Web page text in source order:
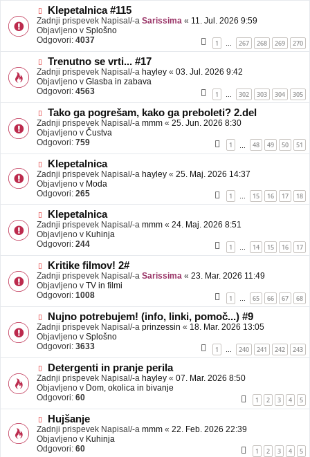
b
a
v
e
N
o
v
e
b
a
v
e
Klepetalnica #115
Zadnji prispevek Napisal/-a Sarissima « 11. Jul. 2026 9:59
Objavljeno v Splošno
Odgovori: 4037 1 … 267 268 269 270
N
o
v
e
b
a
v
e
Trenutno se vrti... #17
Zadnji prispevek Napisal/-a hayley « 03. Jul. 2026 9:42
Objavljeno v Glasba in zabava
Odgovori: 4563 1 302 303 304 305
N
o
v
e
o
b
a
v
e
Tako ga pogrešam, kako ga preboleti? 2.del
Zadnji prispevek Napisal/-a mmm « 25. Jun. 2026 8:30
Objavljeno v Čustva
Odgovori: 759 1 48 49 50 51
N
o
v
e
o
b
a
v
e
Klepetalnica
Zadnji prispevek Napisal/-a hayley « 25. Maj. 2026 14:37
Objavljeno v Moda
Odgovori: 265 1 … 15 16 17 18
N
o
v
e
b
a
v
e
Klepetalnica
Zadnji prispevek Napisal/-a mmm « 24. Maj. 2026 8:51
Objavljeno v Kuhinja
Odgovori: 244 1 … 14 15 16 17
N
o
v
e
b
a
v
e
Kritike filmov! 2#
Zadnji prispevek Napisal/-a Sarissima « 23. Mar. 2026 11:49
Objavljeno v TV in filmi
Odgovori: 1008 1 … 65 66 67 68
N
o
v
e
b
a
v
e
Nujno potrebujem! (info, linki, pomoč...) #9
Zadnji prispevek Napisal/-a prinzessin « 18. Mar. 2026 13:05
Objavljeno v Splošno
Odgovori: 3633 1 240 241 242 243
N
o
v
e
o
b
a
v
e
Detergenti in pranje perila
Zadnji prispevek Napisal/-a hayley « 07. Mar. 2026 8:50
Objavljeno v Dom, okolica in bivanje
Odgovori: 60 1 2 3 4 5
N
o
v
e
Hujšanje
Zadnji prispevek Napisal/-a mmm « 22. Feb. 2026 22:39
Objavljeno v Kuhinja
Odgovori: 60 1 2 3 4 5